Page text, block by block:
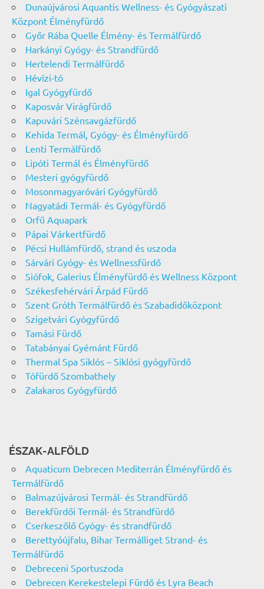
Dunaújvárosi Aquantis Wellness- és Gyógyászati
Központ Élményfürdő
Győr Rába Quelle Élmény- és Termálfürdő
Harkányi Gyógy- és Strandfürdő
Hertelendi Termálfürdő
Hévízi-tó
Igal Gyógyfürdő
Kaposvár Virágfürdő
Kapuvári Szénsavgázfürdő
Kehida Termál, Gyógy- és Élményfürdő
Lenti Termálfürdő
Lipóti Termál és Élményfürdő
Mesteri gyógyfürdő
Mosonmagyaróvári Gyógyfürdő
Nagyatádi Termál- és Gyógyfürdő
Orfű Aquapark
Pápai Várkertfürdő
Pécsi Hullámfürdő, strand és uszoda
Sárvári Gyógy- és Wellnessfürdő
Siófok, Galerius Élményfürdő és Wellness Központ
Székesfehérvári Árpád Fürdő
Szent Gróth Termálfürdő és Szabadidőközpont
Szigetvári Gyógyfürdő
Tamási Fürdő
Tatabányai Gyémánt Fürdő
Thermal Spa Siklós – Siklósi gyógyfürdő
Tófürdő Szombathely
Zalakaros Gyógyfürdő
ÉSZAK-ALFÖLD
Aquaticum Debrecen Mediterrán Élményfürdő és
Termálfürdő
Balmazújvárosi Termál- és Strandfürdő
Berekfürdői Termál- és Strandfürdő
Cserkeszőlő Gyógy- és strandfürdő
Berettyóújfalu, Bihar Termálliget Strand- és
Termálfürdő
Debreceni Sportuszoda
Debrecen Kerekestelepi Fürdő és Lyra Beach